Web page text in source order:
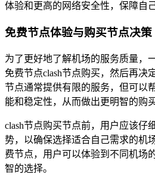
体验和更高的网络安全性，保障自
免费节点体验与购买节点决策
为了更好地了解机场的服务质量，
免费节点clash节点购买，然后再决
节点通常提供有限的服务，但可以
能和稳定性，从而做出更明智的购
clash节点购买节点前，用户应该仔
势，以确保选择适合自己需求的机
费节点，用户可以体验到不同机场
智的选择。